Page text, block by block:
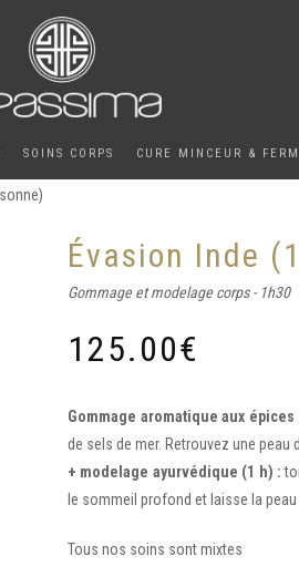
SOINS CORPS CURE MINCEUR &
Évasion Inde
Gommage et modelage corps - 1h30
125.00€
Gommage aromatique aux épices
de sels de mer. Retrouvez une peau
+ modelage ayurvédique (1 h) :
le sommeil profond et laisse la
Tous nos soins sont mixtes